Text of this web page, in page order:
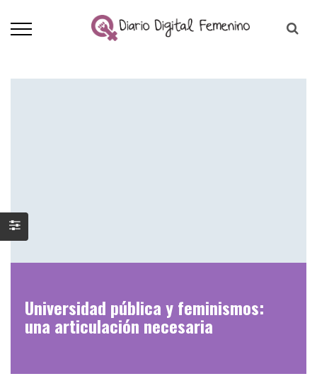
Universidad pública y feminismos:
una articulación necesaria